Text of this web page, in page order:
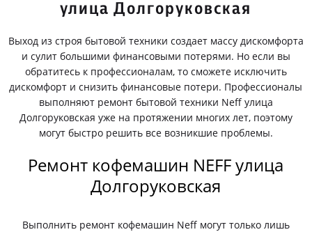
улица Долгоруковская
Выход из строя бытовой техники создает массу дискомфорта
и сулит большими финансовыми потерями. Но если вы
обратитесь к профессионалам, то сможете исключить
дискомфорт и снизить финансовые потери. Профессионалы
выполняют ремонт бытовой техники Neff улица
Долгоруковская уже на протяжении многих лет, поэтому
могут быстро решить все возникшие проблемы.
Ремонт кофемашин NEFF улица
Долгоруковская
Выполнить ремонт кофемашин Neff могут только лишь